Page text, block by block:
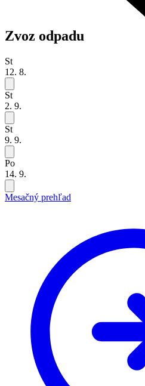
Zvoz odpadu
St
12. 8.
St
2. 9.
St
9. 9.
Po
14. 9.
Mesačný prehľad